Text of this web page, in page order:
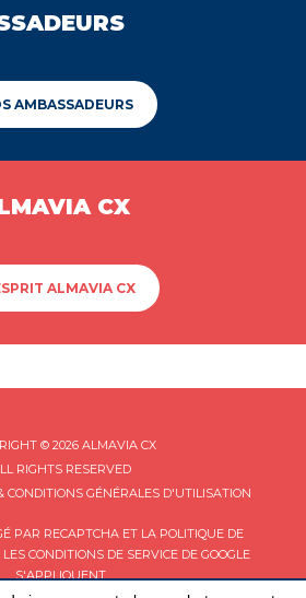
AMBASSADEURS
CX
ALMAVIA CX
© 2026 ALMAVIA CX
RIGHTS RESERVED
CONDITIONS GÉNÉRALES D'UTILISATION
PAR RECAPTCHA ET LA POLITIQUE DE
CONDITIONS DE SERVICEDE GOOGLE
S'APPLIQUENT.